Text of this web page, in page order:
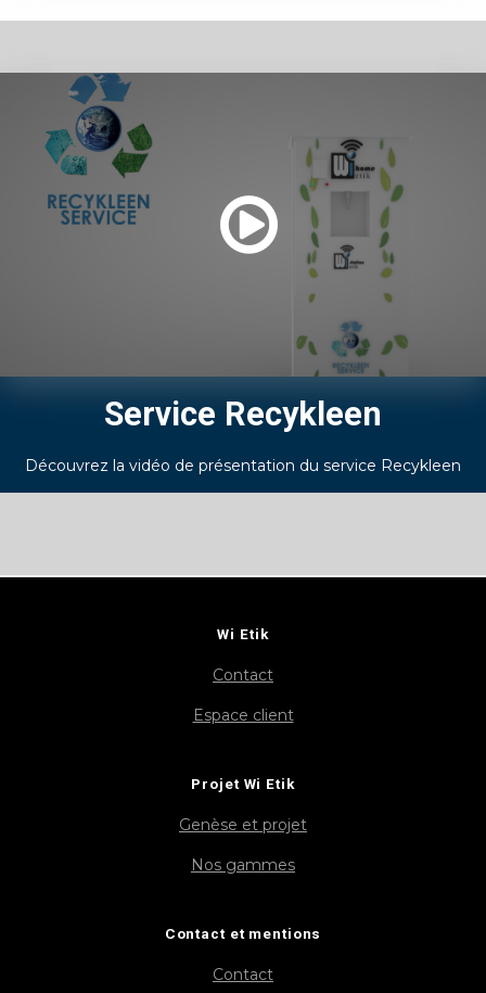
Service Recykleen
Découvrez la vidéo de présentation du service Recykleen
Wi Etik
Contact
Espace client
Projet Wi Etik
Genèse et projet
Nos gammes
Contact et mentions
Contact